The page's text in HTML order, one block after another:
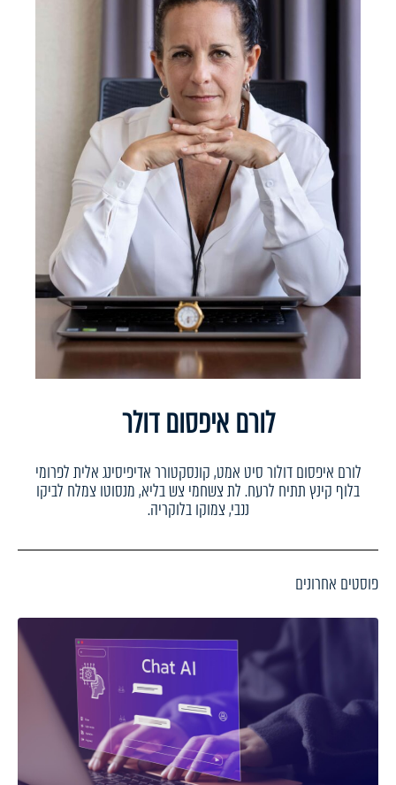
לורם איפסום דולר
לורם איפסום דולור סיט אמט, קונסקטורר אדיפיסינג אלית לפרומי
בלוף קינץ תתיח לרעח. לת צשחמי צש בליא, מנסוטו צמלח לביקו
ננבי, צמוקו בלוקריה.
פוסטים אחרונים